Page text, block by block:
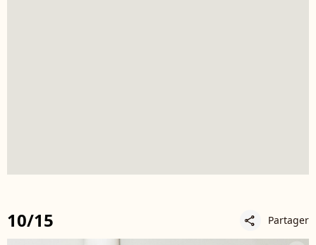
10/15 share Partager